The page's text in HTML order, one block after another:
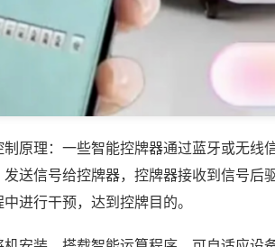
原理：一些智能控牌器通过蓝牙或无线
送信号给控牌器，控牌器接收到信号后
进行干预，达到控牌目的。